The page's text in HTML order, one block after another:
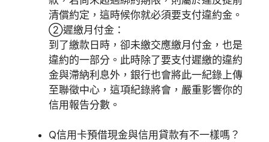
清償約定，這時候你就必須要支付違約金。
②遲繳月付金：
到了繳款日時，卻未繳交應繳月付金，也是
違約的一部分。此時除了要支付遲繳的違約
金與滯納利息外，銀行也會將此一紀錄上傳
至聯徵中心，這項紀錄將會，嚴重影響你的
信用報告分數。
Q信用卡預借現金與信用貸款有不一樣嗎？